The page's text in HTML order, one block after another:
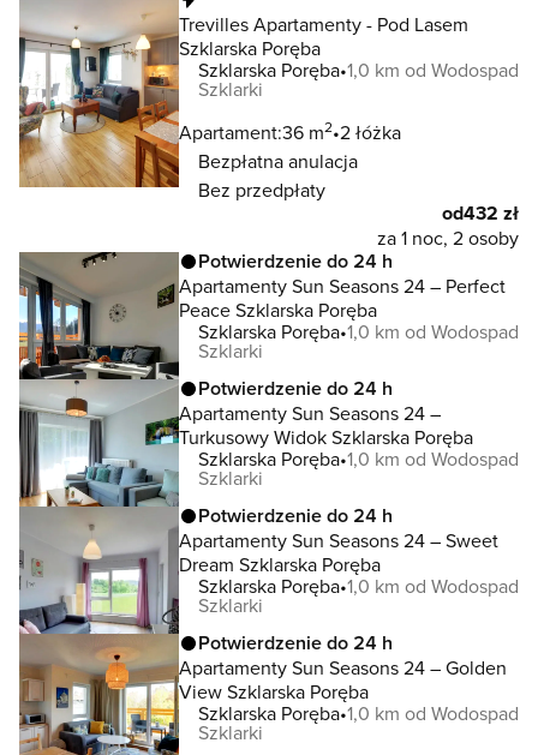
Trevilles Apartamenty - Pod Lasem
Szklarska Poręba
Szklarska Poręba 1,0 km od Wodospad
Szklarki
Apartament:36 m2 2 łóżka
Bezpłatna anulacja
Bez przedpłaty
od432 zł
za 1 noc, 2 osoby
Potwierdzenie do 24 h
Apartamenty Sun Seasons 24 – Perfect
Peace Szklarska Poręba
Szklarska Poręba 1,0 km od Wodospad
Szklarki
Potwierdzenie do 24 h
Apartamenty Sun Seasons 24 –
Turkusowy Widok Szklarska Poręba
Szklarska Poręba 1,0 km od Wodospad
Szklarki
Potwierdzenie do 24 h
Apartamenty Sun Seasons 24 – Sweet
Dream Szklarska Poręba
Szklarska Poręba 1,0 km od Wodospad
Szklarki
Potwierdzenie do 24 h
Apartamenty Sun Seasons 24 – Golden
View Szklarska Poręba
Szklarska Poręba 1,0 km od Wodospad
Szklarki